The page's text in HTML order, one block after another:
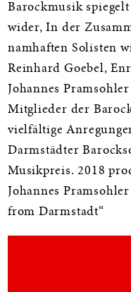
Barockmusik
wider, In der
namhaften Solisten
Reinhard Goebel,
Johannes
Mitglieder der
vielfältige
Darmstädter
Musikpreis. 2018
Johannes
from Darmstadt“